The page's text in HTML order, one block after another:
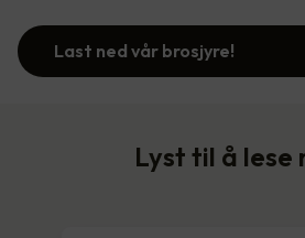
Last ned vår brosjyre!
Lyst til å lese